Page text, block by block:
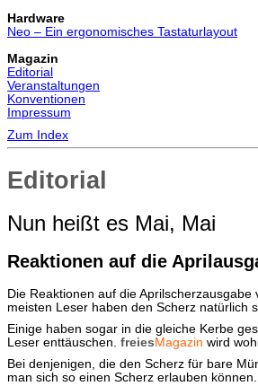
Hardware
Neo – Ein ergonomisches Tastaturlayout
Magazin
Editorial
Veranstaltungen
Konventionen
Impressum
Zum Index
Editorial
Nun heißt es Mai, Mai
Reaktionen auf die
Die Reaktionen auf die Aprilscherzausgabe
meisten Leser haben den Scherz natürlich
Einige haben sogar in die gleiche Kerbe
Leser enttäuschen. freies Magazin wird
Bei denjenigen, die den Scherz für bare
man sich so einen Scherz erlauben